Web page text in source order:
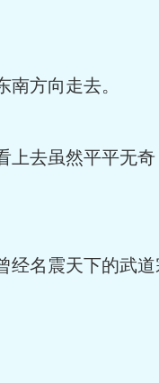
方向走去。
去虽然平平无奇
名震天下的武道